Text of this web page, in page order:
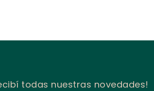
todas nuestras novedades!